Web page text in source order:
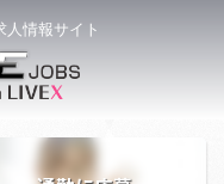
人情報サイト